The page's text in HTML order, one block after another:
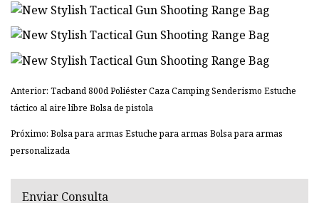
Anterior: Tacband 800d Poliéster Caza Camping Senderismo Estuche
táctico al aire libre Bolsa de pistola
Próximo: Bolsa para armas Estuche para armas Bolsa para armas
personalizada
Enviar Consulta